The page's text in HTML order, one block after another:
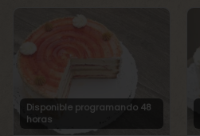
Disponible programando 48
horas